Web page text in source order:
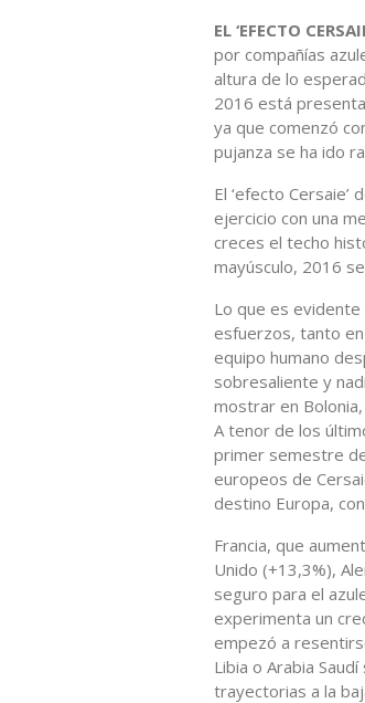
EL ‘EFECTO
por compañías
altura de lo
2016 está
ya que comenzó
pujanza se ha ido
El ‘efecto
ejercicio con una
creces el techo
mayúsculo, 2016
Lo que es evidente
esfuerzos, tanto
equipo humano
sobresaliente y
mostrar en Bolonia,
A tenor de los
primer semestre
europeos de
destino Europa,
Francia, que
Unido (+13,3%),
seguro para el
experimenta un
empezó a
Libia o Arabia
trayectorias a la